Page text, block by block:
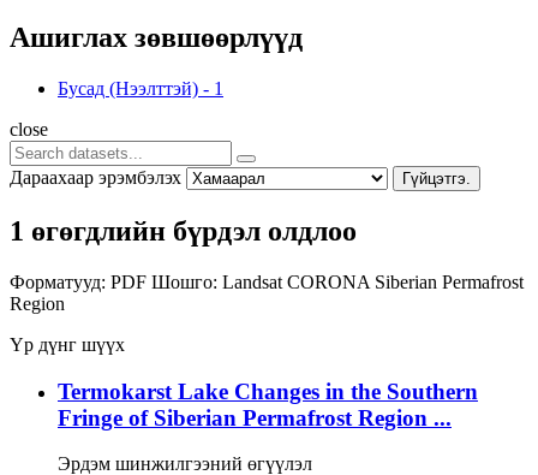
Ашиглах зөвшөөрлүүд
Бусад (Нээлттэй) - 1
close
Дараахаар эрэмбэлэх Гүйцэтгэ.
1 өгөгдлийн бүрдэл олдлоо
Форматууд: PDF Шошго: Landsat CORONA Siberian Permafrost
Region
Үр дүнг шүүх
Termokarst Lake Changes in the Southern
Fringe of Siberian Permafrost Region ...
Эрдэм шинжилгээний өгүүлэл